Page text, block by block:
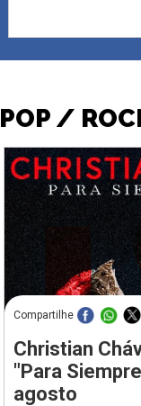
/
Compartilhe
Christian
"Para
agosto